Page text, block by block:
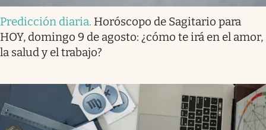
Predicción diaria. Horóscopo de Sagitario para
HOY, domingo 9 de agosto: ¿cómo te irá en el amor,
la salud y el trabajo?